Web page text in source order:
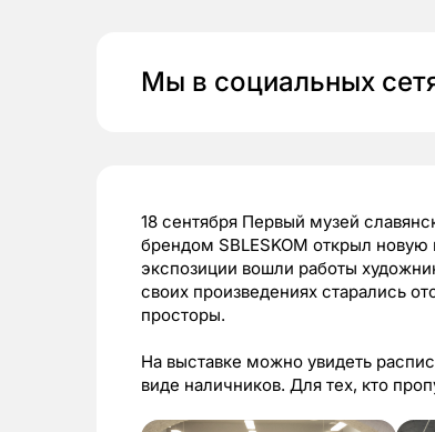
Мы в социальных
18 сентября Первый музей
брендом SBLESKOM открыл
экспозиции вошли работы
своих произведениях старались
просторы.
На выставке можно увидеть
виде наличников. Для тех, кто